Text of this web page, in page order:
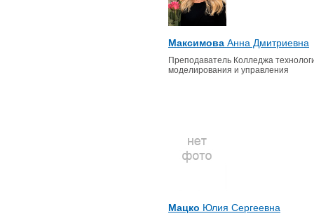
Максимова Анна Дмитриевна
Преподаватель Колледжа
моделирования и управления
Мацко Юлия Сергеевна